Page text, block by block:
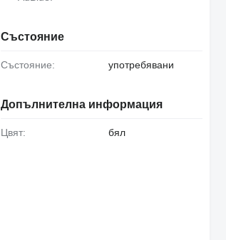
Състояние
Състояние: употребявани
Допълнителна информация
Цвят: бял